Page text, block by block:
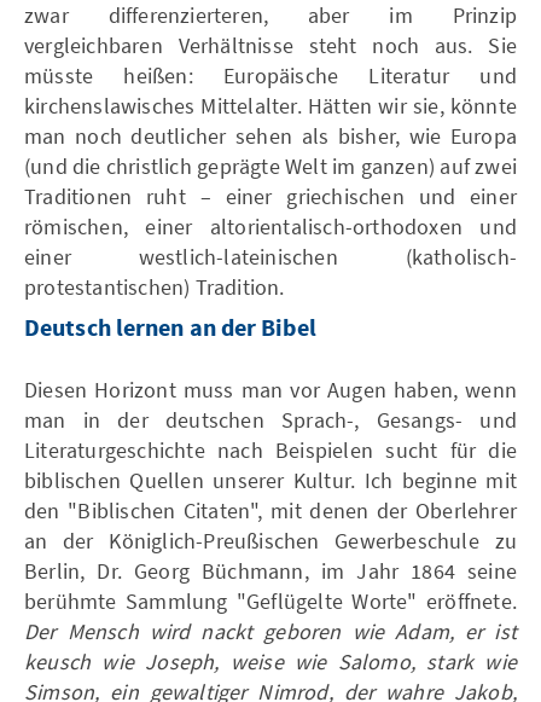
zwar differenzierteren, aber im Prinzip
vergleichbaren Verhältnisse steht noch aus. Sie
müsste heißen: Europäische Literatur und
kirchenslawisches Mittelalter. Hätten wir sie, könnte
man noch deutlicher sehen als bisher, wie Europa
(und die christlich geprägte Welt im ganzen) auf zwei
Traditionen ruht – einer griechischen und einer
römischen, einer altorientalisch-orthodoxen und
einer westlich-lateinischen (katholisch-
protestantischen) Tradition.
Deutsch lernen an der Bibel
Diesen Horizont muss man vor Augen haben, wenn
man in der deutschen Sprach-, Gesangs- und
Literaturgeschichte nach Beispielen sucht für die
biblischen Quellen unserer Kultur. Ich beginne mit
den "Biblischen Citaten", mit denen der Oberlehrer
an der Königlich-Preußischen Gewerbeschule zu
Berlin, Dr. Georg Büchmann, im Jahr 1864 seine
berühmte Sammlung "Geflügelte Worte" eröffnete.
Der Mensch wird nackt geboren wie Adam, er ist
keusch wie Joseph, weise wie Salomo, stark wie
Simson, ein gewaltiger Nimrod, der wahre Jakob,